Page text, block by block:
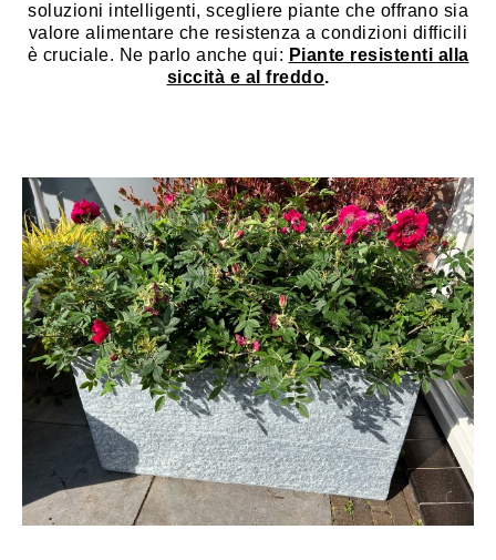
soluzioni intelligenti, scegliere piante che offrano sia
valore alimentare che resistenza a condizioni difficili
è cruciale. Ne parlo anche qui: Piante resistenti alla
siccità e al freddo.